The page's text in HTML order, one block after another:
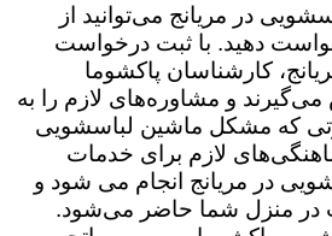
در مریانج می‌توانید از
دهید. با ثبت درخواست
کارشناسان پاکشوما
و مشاوره‌های لازم را به
که مشکل ماشین لباسشویی
لازم برای خدمات
در مریانج انجام می شود و
در منزل شما حاضر می‌شود.